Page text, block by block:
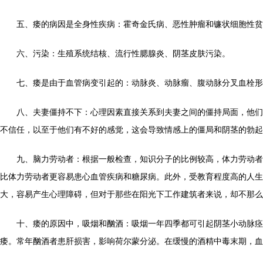
五、痿的病因是全身性疾病：霍奇金氏病、恶性肿瘤和镰状细胞性
六、污染：生殖系统结核、流行性腮腺炎、阴茎皮肤污染。
七、痿是由于血管病变引起的：动脉炎、动脉瘤、腹动脉分叉血栓
八、夫妻僵持不下：心理因素直接关系到夫妻之间的僵持局面，他
不信任，以至于他们有不好的感觉，这会导致情感上的僵局和阴茎的勃
九、脑力劳动者：根据一般检查，知识分子的比例较高，体力劳动
比体力劳动者更容易患心血管疾病和糖尿病。此外，受教育程度高的人
大，容易产生心理障碍，但对于那些在阳光下工作建筑者来说，却不那
十、痿的原因中，吸烟和酗酒：吸烟一年四季都可引起阴茎小动脉
痿。常年酗酒者患肝损害，影响荷尔蒙分泌。在缓慢的酒精中毒末期，